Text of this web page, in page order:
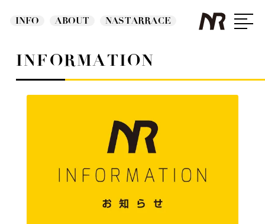
INFO ABOUT NASTARRACE
INFORMATION